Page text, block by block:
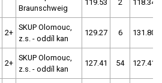
Braunschweig
119.53 2 118.34
2+
SKUP Olomouc,
z.s. - oddíl kan
129.27 6 131.80
2+
SKUP Olomouc,
z.s. - oddíl kan
127.41 54 127.41